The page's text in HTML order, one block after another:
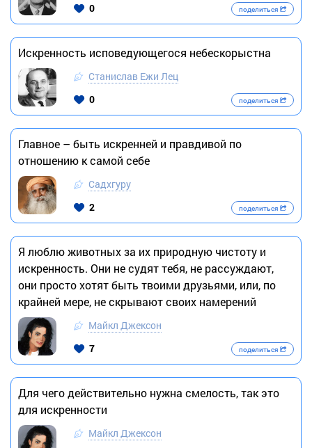
0
поделиться
Искренность исповедующегося небескорыстна
Станислав Ежи Лец
0
поделиться
Главное – быть искренней и правдивой по
отношению к самой себе
Садхгуру
2
поделиться
Я люблю животных за их природную чистоту и
искренность. Они не судят тебя, не рассуждают,
они просто хотят быть твоими друзьями, или, по
крайней мере, не скрывают своих намерений
Майкл Джексон
7
поделиться
Для чего действительно нужна смелость, так это
для искренности
Майкл Джексон